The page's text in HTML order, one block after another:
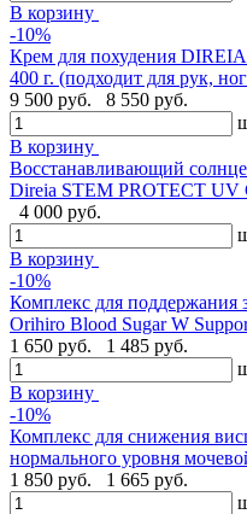
В корзину
-10%
Крем для похудения
400 г. (подходит для рук,
9 500 руб.
8 550 руб.
В корзину
Восстанавливающий
Direia STEM PROTECT UV
4 000 руб.
В корзину
-10%
Комплекс для поддержания
Orihiro Blood Sugar W
1 650 руб.
1 485 руб.
В корзину
-10%
Комплекс для снижения
нормального уровня
1 850 руб.
1 665 руб.